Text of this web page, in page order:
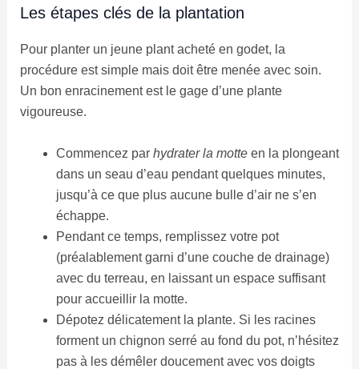
Les étapes clés de la plantation
Pour planter un jeune plant acheté en godet, la
procédure est simple mais doit être menée avec soin.
Un bon enracinement est le gage d’une plante
vigoureuse.
Commencez par hydrater la motteen la plongeant
dans un seau d’eau pendant quelques minutes,
jusqu’à ce que plus aucune bulle d’air ne s’en
échappe.
Pendant ce temps, remplissez votre pot
(préalablement garni d’une couche de drainage)
avec du terreau, en laissant un espace suffisant
pour accueillir la motte.
Dépotez délicatement la plante. Si les racines
forment un chignon serré au fond du pot, n’hésitez
pas à les démêler doucement avec vos doigts